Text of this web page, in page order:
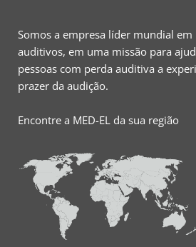
Somos a empresa líder mundial
auditivos, em uma missão para
pessoas com perda auditiva a
prazer da audição.
Encontre a MED-EL da sua região